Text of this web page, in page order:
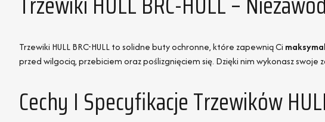
Trzewiki HULL BRC-HULL to solidne buty ochronne, które zapewnią Ci
przed wilgocią, przebiciem oraz poślizgnięciem się. Dzięki nim wykonasz
Cechy I Specyfikacje Trzewików